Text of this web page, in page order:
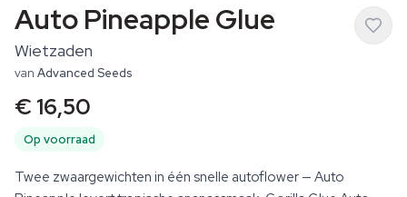
Auto Pineapple Glue
Wietzaden
van Advanced Seeds
€ 16,50
Op voorraad
Twee zwaargewichten in één snelle autoflower — Auto